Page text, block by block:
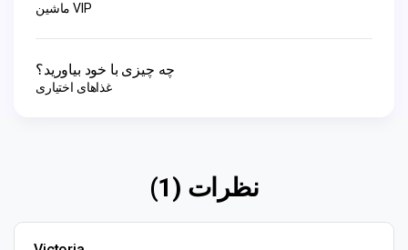
ماشین VIP
چه چیزی با خود بیاورید؟
غذاهای اختیاری
نظرات (1)